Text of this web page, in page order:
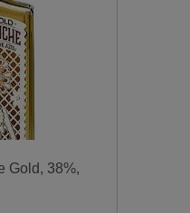
Gold, 38%,